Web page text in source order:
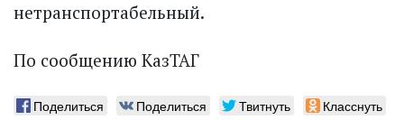
нетранспортабельный.
По сообщению КазТАГ
Поделиться Поделиться Твитнуть Класснуть